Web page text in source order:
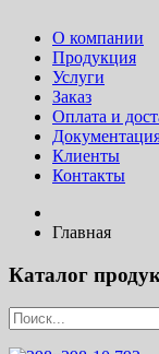
О компании
Продукция
Услуги
Заказ
Оплата и
Клиенты
Контакты
Главная
Каталог